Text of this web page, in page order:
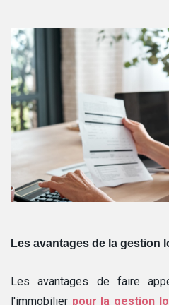
Les avantages de la gestion
Les avantages de faire
l'immobilier pour la gestion